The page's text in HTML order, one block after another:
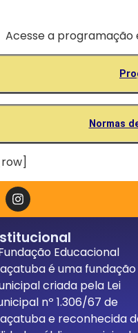
Acesse a programação
Normas
Educacional
é uma fundação
criada pela Lei
nº 1.306/67 de
e reconhecida